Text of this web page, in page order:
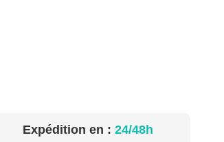
Expédition en :24/48h